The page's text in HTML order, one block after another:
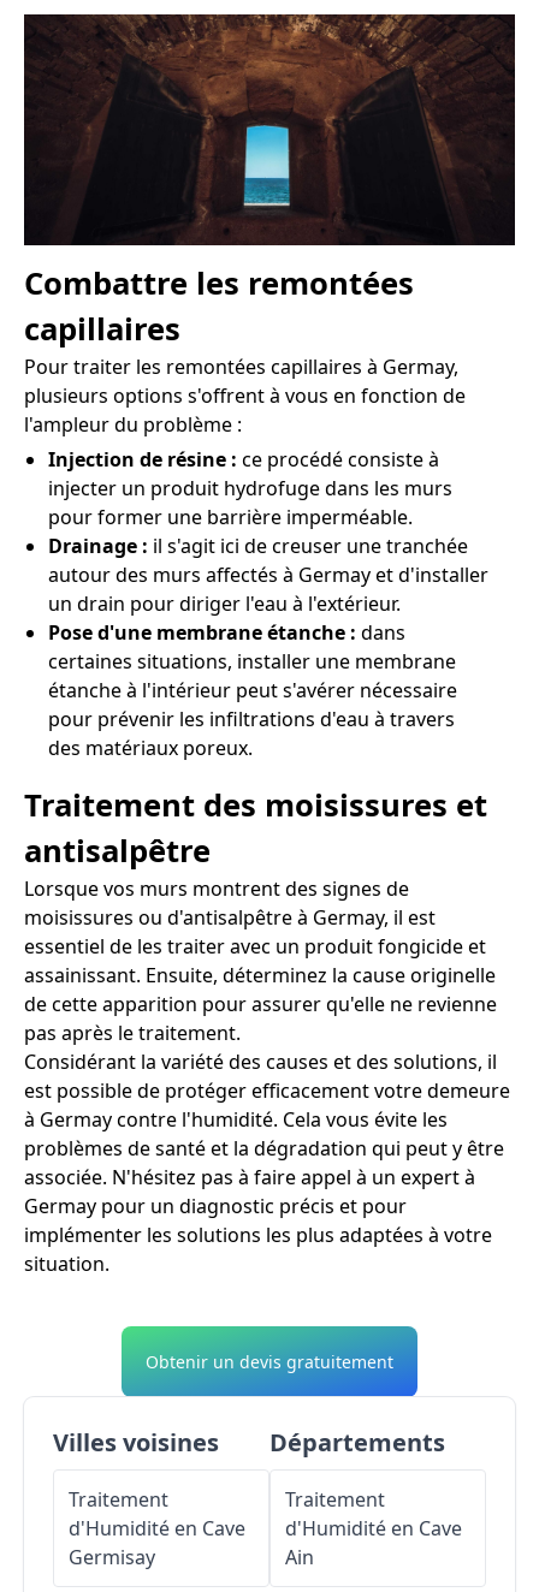
Combattre les remontées
capillaires
Pour traiter les remontées capillaires à Germay,
plusieurs options s'offrent à vous en fonction de
l'ampleur du problème :
Injection de résine : ce procédé consiste à
injecter un produit hydrofuge dans les murs
pour former une barrière imperméable.
Drainage : il s'agit ici de creuser une tranchée
autour des murs affectés à Germay et d'installer
un drain pour diriger l'eau à l'extérieur.
Pose d'une membrane étanche : dans
certaines situations, installer une membrane
étanche à l'intérieur peut s'avérer nécessaire
pour prévenir les infiltrations d'eau à travers
des matériaux poreux.
Traitement des moisissures et
antisalpêtre
Lorsque vos murs montrent des signes de
moisissures ou d'antisalpêtre à Germay, il est
essentiel de les traiter avec un produit fongicide et
assainissant. Ensuite, déterminez la cause originelle
de cette apparition pour assurer qu'elle ne revienne
pas après le traitement.
Considérant la variété des causes et des solutions, il
est possible de protéger efficacement votre demeure
à Germay contre l'humidité. Cela vous évite les
problèmes de santé et la dégradation qui peut y être
associée. N'hésitez pas à faire appel à un expert à
Germay pour un diagnostic précis et pour
implémenter les solutions les plus adaptées à votre
situation.
Obtenir un devis gratuitement
Villes voisines
Traitement
d'Humidité en Cave
Germisay
Départements
Traitement
d'Humidité en Cave
Ain